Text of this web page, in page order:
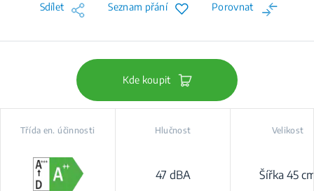
Sdílet Seznam přání Porovnat
Kde koupit
Třída en. účinnosti Hlučnost
47 dBA
Velikost
Šířka 45